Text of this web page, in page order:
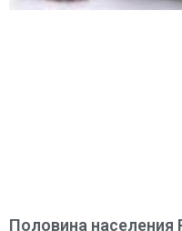
Половина населения